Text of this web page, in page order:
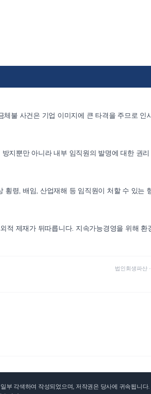
불 사건은 기업 이미지에 큰 타격을 주므로 인
지뿐만 아니라 내부 임직원의 발명에 대한 권리
횡령, 배임, 산업재해 등 임직원이 처할 수 있는
적 제재가 뒤따릅니다. 지속가능경영을 위해 환
법인회생파산
부 각색하여 작성되었으며, 저작권은 당사에 귀속됩니다